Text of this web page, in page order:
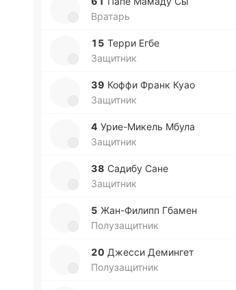
Вратарь
15 Терри Егбе
Защитник
39 Коффи Франк Куао
Защитник
4 Урие­-Ми­кель Мбула
Защитник
38 Садибу Сане
Защитник
5 Жа­н-Фи­липп Гбамен
Полузащитник
20 Джесси Де­ми­нгет
Полузащитник